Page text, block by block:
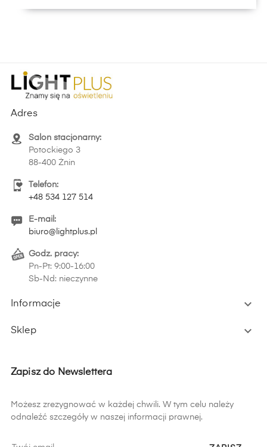
Adres
Salon stacjonarny:
Potockiego 3
88-400 Żnin
Telefon:
+48 534 127 514
E-mail:
biuro@lightplus.pl
Godz. pracy:
Pn-Pt: 9:00-16:00
Sb-Nd: nieczynne
Informacje 
Sklep 
Zapisz do Newslettera
Możesz zrezygnować w każdej chwili. W tym celu należy
odnaleźć szczegóły w naszej informacji prawnej.